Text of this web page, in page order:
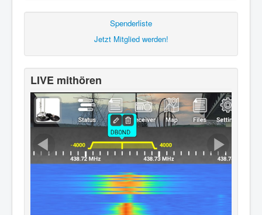
Spenderliste
Jetzt Mitglied werden!
LIVE mithören